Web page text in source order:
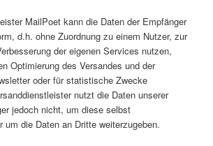
MailPoet kann die Daten der Empfänger
d.h. ohne Zuordnung zu einem Nutzer, zur
der eigenen Services nutzen,
Optimierung des Versandes und der
oder für statistische Zwecke
nutzt die Daten unserer
jedoch nicht, um diese selbst
um die Daten an Dritte weiterzugeben.